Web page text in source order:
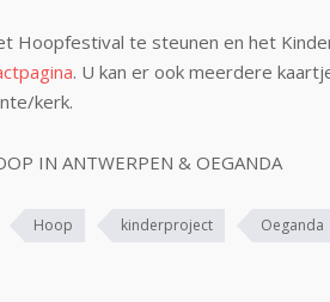
Hoopfestival te steunen en het
. U kan er ook meerdere
kerk.
IN ANTWERPEN & OEGANDA
Hoop kinderproject Oeganda